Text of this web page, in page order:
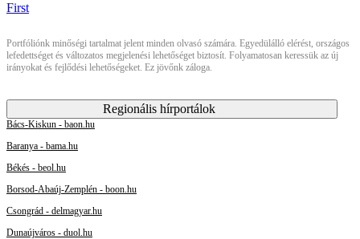
Portfóliónk minőségi tartalmat jelent minden olvasó számára. Egyedülálló elérést, országos
lefedettséget és változatos megjelenési lehetőséget biztosít. Folyamatosan keressük az új
irányokat és fejlődési lehetőségeket. Ez jövőnk záloga.
Regionális hírportálok
Bács-Kiskun - baon.hu
Baranya - bama.hu
Békés - beol.hu
Borsod-Abaúj-Zemplén - boon.hu
Csongrád - delmagyar.hu
Dunaújváros - duol.hu